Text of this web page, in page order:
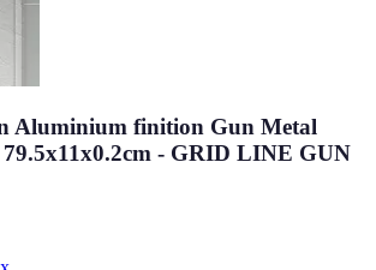
Aluminium finition Gun Metal
- GRID LINE GUN